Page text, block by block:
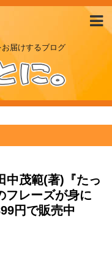
届けするブログ
中茂範(著)『たっ
フレーズが身に
円で販売中